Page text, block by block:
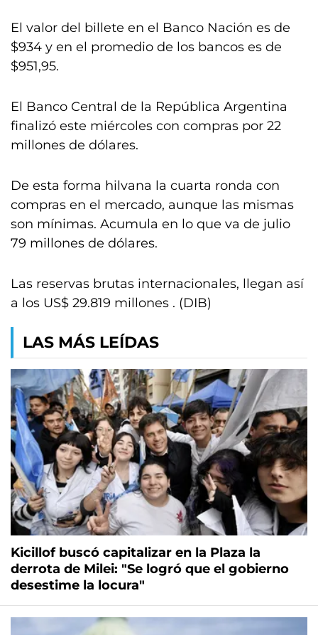
El valor del billete en el Banco Nación es de
$934 y en el promedio de los bancos es de
$951,95.
El Banco Central de la República Argentina
finalizó este miércoles con compras por 22
millones de dólares.
De esta forma hilvana la cuarta ronda con
compras en el mercado, aunque las mismas
son mínimas. Acumula en lo que va de julio
79 millones de dólares.
Las reservas brutas internacionales, llegan así
a los US$ 29.819 millones . (DIB)
LAS MÁS LEÍDAS
Kicillof buscó capitalizar en la Plaza la
derrota de Milei: "Se logró que el gobierno
desestime la locura"